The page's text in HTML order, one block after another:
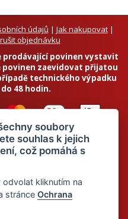
údajů | Jak nakupovat|
objednávku
prodávající povinen vystavit
zaevidovat přijatou
technického výpadku
48 hodin.
soubory
souhlas k jejich
což pomáhá s
kliknutím na
stránceOchrana